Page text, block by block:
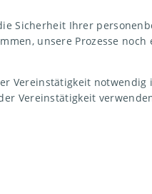
Sicherheit Ihrer
unsere Prozesse
Vereinstätigkeit
Vereinstätigkeit